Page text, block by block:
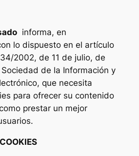
informa, en
lo dispuesto en el artículo
2002, de 11 de julio, de
de la Información y
que necesita
para ofrecer su contenido
prestar un mejor